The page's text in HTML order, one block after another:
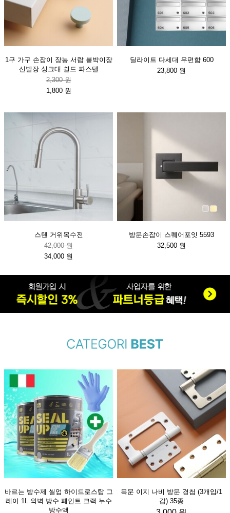
1구 가구 손잡이 장농 서랍 붙박이장
신발장 싱크대 쉴드 파스텔
2,300 원
1,800 원
딜라이트 다세대 우편함 600
23,800 원
스텐 거위목수전
42,000 원
34,000 원
방문손잡이 스퀘어포잇 5593
32,500 원
바르는 방수제 씰업 하이드로스탑 그
레이 1L 외벽 방수 페인트 크랙 누수
방수액
목문 이지 나비 방문 경첩 (3개입/1
갑) 35종